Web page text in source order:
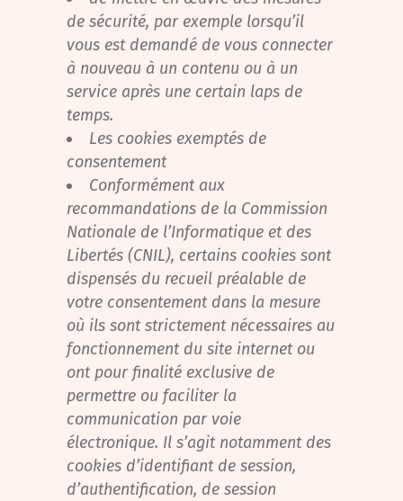
de sécurité, par exemple lorsqu’il
vous est demandé de vous connecter
à nouveau à un contenu ou à un
service après une certain laps de
temps.
Les cookies exemptés de
consentement
Conformément aux
recommandations de la Commission
Nationale de l’Informatique et des
Libertés (CNIL), certains cookies sont
dispensés du recueil préalable de
votre consentement dans la mesure
où ils sont strictement nécessaires au
fonctionnement du site internet ou
ont pour finalité exclusive de
permettre ou faciliter la
communication par voie
électronique. Il s’agit notamment des
cookies d’identifiant de session,
d’authentification, de session